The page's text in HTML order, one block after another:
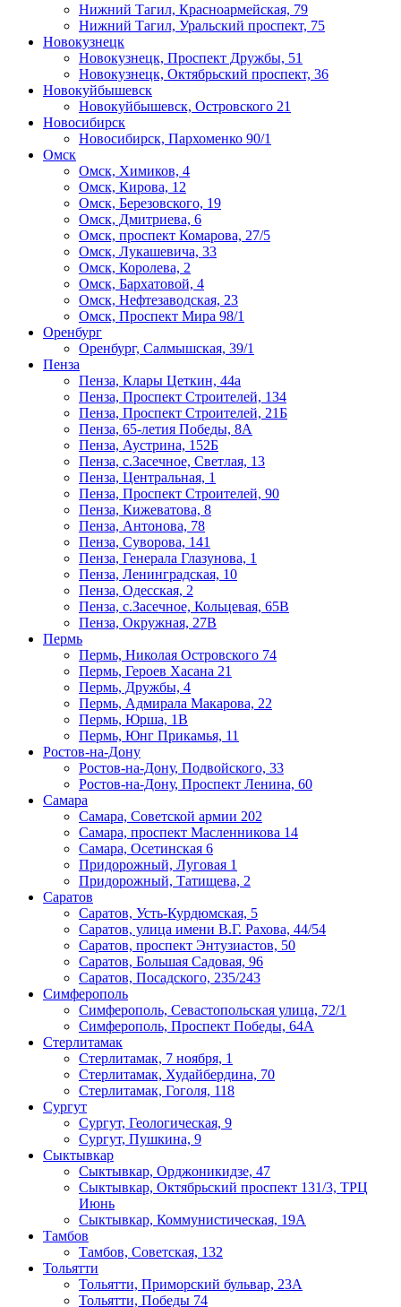
Нижний Тагил, ​Красноармейская, 79
Нижний Тагил, Уральский проспект, 75
Новокузнецк
Новокузнецк, Проспект Дружбы, 51
Новокузнецк, Октябрьский проспект, 36
Новокуйбышевск
Новокуйбышевск, Островского 21
Новосибирск
Новосибирск, Пархоменко 90/1
Омск
Омск, Химиков, 4
Омск, Кирова, 12
Омск, Березовского, 19
Омск, Дмитриева, 6
Омск, проспект Комарова, 27/5
Омск, Лукашевича, 33
Омск, Королева, 2
Омск, Бархатовой, 4
Омск, Нефтезаводская, 23
Омск, Проспект Мира 98/1
Оренбург
Оренбург, Салмышская, 39/1
Пенза
Пенза, Клары Цеткин, 44а
Пенза, Проспект Строителей, 134
Пенза, Проспект Строителей, 21Б
Пенза, 65-летия Победы, 8А
Пенза, Аустрина, 152Б
Пенза, с.Засечное, Светлая, 13
Пенза, Центральная, 1
Пенза, Проспект Строителей, 90
Пенза, Кижеватова, 8
Пенза, Антонова, 78
Пенза, Суворова, 141
Пенза, Генерала Глазунова, 1
Пенза, Ленинградская, 10
Пенза, Одесская, 2
Пенза, с.Засечное, Кольцевая, 65В
Пенза, Окружная, 27В
Пермь
Пермь, Николая Островского 74
Пермь, Героев Хасана 21
Пермь, Дружбы, 4
Пермь, Адмирала Макарова, 22
Пермь, Юрша, 1В
Пермь, Юнг Прикамья, 11
Ростов-на-Дону
Ростов-на-Дону, Подвойского, 33
Ростов-на-Дону, Проспект Ленина, 60
Самара
Самара, Советской армии 202
Самара, проспект Масленникова 14
Самара, Осетинская 6
Придорожный, Луговая 1
Придорожный, Татищева, 2
Саратов
Саратов, Усть-Курдюмская, 5
Саратов, улица имени В.Г. Рахова, 44/54
Саратов, проспект Энтузиастов, 50
​Саратов, Большая Садовая, 96
Саратов, Посадского, 235/243
Симферополь
Симферополь, Севастопольская улица, 72/1
Симферополь, Проспект Победы, 64А
Стерлитамак
Стерлитамак, 7 ноября, 1
Стерлитамак, Худайбердина, 70
Стерлитамак, Гоголя, 118
Сургут
Сургут, Геологическая, 9
Сургут, Пушкина, 9
Сыктывкар
Сыктывкар, Орджоникидзе, 47
Сыктывкар, Октябрьский проспект 131/3, ТРЦ
Июнь
Сыктывкар, Коммунистическая, 19А
Тамбов
Тамбов, Советская, 132
Тольятти
Тольятти, Приморский бульвар, 23А
Тольятти, Победы 74